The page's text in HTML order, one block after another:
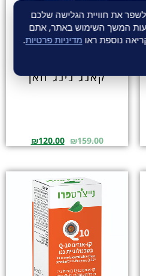
קאנג נינג וואן
₪159.00
₪120.00
את חוויית הגלישה שלכם
המשך השימוש באתר, אתם
נוספת ראו מדיניות פרטיות.